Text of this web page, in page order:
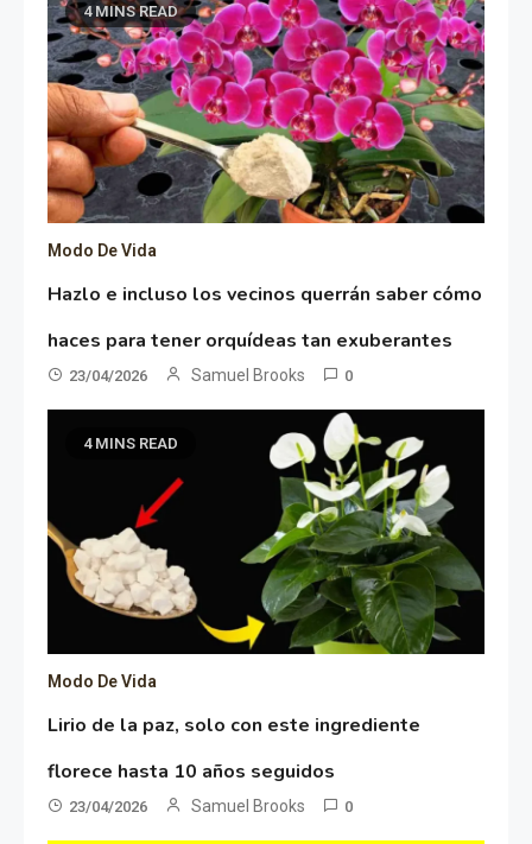
4 MINS READ
Modo De Vida
Hazlo e incluso los vecinos querrán saber cómo
haces para tener orquídeas tan exuberantes
23/04/2026 Samuel Brooks 0
4 MINS READ
Modo De Vida
Lirio de la paz, solo con este ingrediente
florece hasta 10 años seguidos
23/04/2026 Samuel Brooks 0